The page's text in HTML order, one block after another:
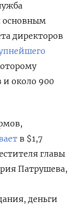
основным
директоров
и около 900
в $1,7
главы
Патрушева,
деньги